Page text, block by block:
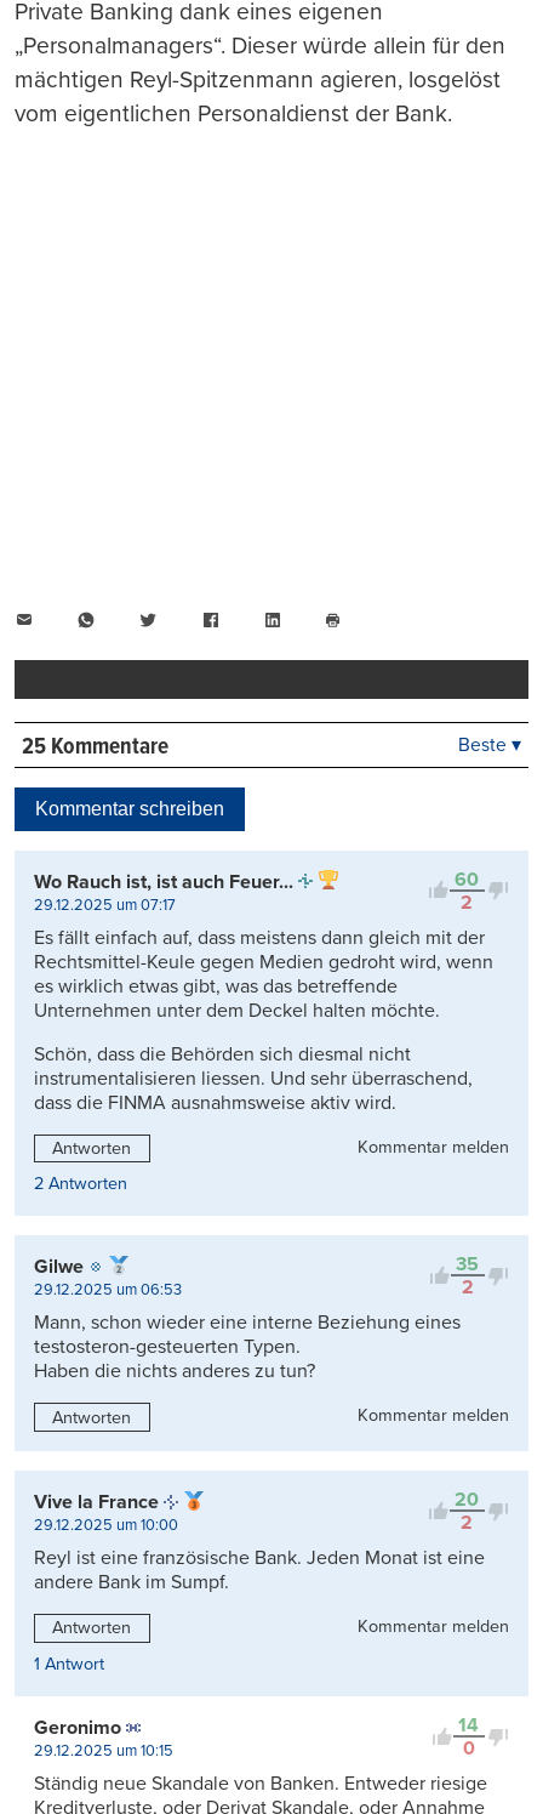
Private Banking dank eines eigenen
„Personalmanagers“. Dieser würde allein für den
mächtigen Reyl-Spitzenmann agieren, losgelöst
vom eigentlichen Personaldienst der Bank.
WhatsAppTwitter FacebookLinkedIn
drucken
25 Kommentare
Kontrovers
Beste ▾
Kommentar schreiben
60
2
Wo Rauch ist, ist auch Feuer...
29.12.2025 um 07:17
Es fällt einfach auf, dass meistens dann gleich mit der
Rechtsmittel-Keule gegen Medien gedroht wird, wenn
es wirklich etwas gibt, was das betreffende
Unternehmen unter dem Deckel halten möchte.
Schön, dass die Behörden sich diesmal nicht
instrumentalisieren liessen. Und sehr überraschend,
dass die FINMA ausnahmsweise aktiv wird.
Antworten
Kommentar melden
2 Antworten
35
2
Gilwe
29.12.2025 um 06:53
Mann, schon wieder eine interne Beziehung eines
testosteron-gesteuerten Typen.
Haben die nichts anderes zu tun?
Antworten Kommentar melden
20
2
Vive la France
29.12.2025 um 10:00
Reyl ist eine französische Bank. Jeden Monat ist eine
andere Bank im Sumpf.
Antworten
Kommentar melden
1 Antwort
14
0
Geronimo
29.12.2025 um 10:15
Ständig neue Skandale von Banken. Entweder riesige
Kreditverluste, oder Derivat Skandale, oder Annahme